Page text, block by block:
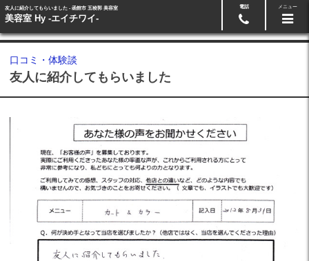
友人に紹介してもらいました - 函館市 五稜郭 美容室
美容室 Hy -エイチワイ-
電話 メニュー
口コミ・体験談
友人に紹介してもらいました
24時間ネット予約 0138-87-0864